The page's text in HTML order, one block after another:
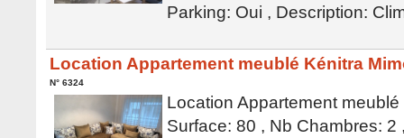
Parking: Oui , Description:
Location Appartement meublé Kénitra
N° 6324
Location Appartement
Surface: 80 , Nb Chambres: